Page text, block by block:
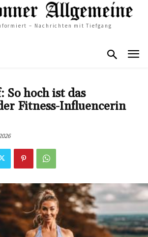
– Nachrichten mit Tiefgang
So hoch ist das
Fitness-Influencerin